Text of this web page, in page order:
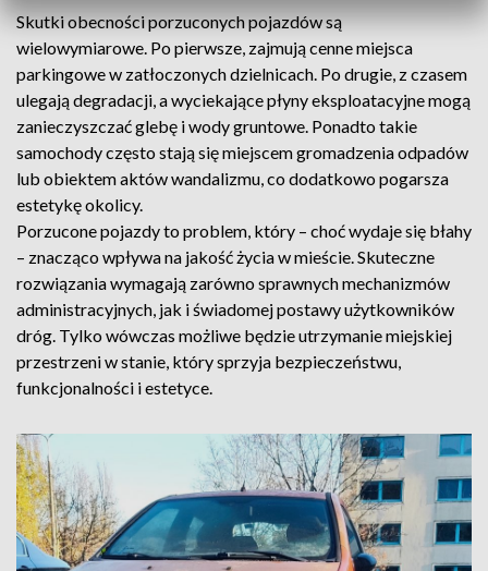
Skutki obecności porzuconych pojazdów są
wielowymiarowe. Po pierwsze, zajmują cenne miejsca
parkingowe w zatłoczonych dzielnicach. Po drugie, z czasem
ulegają degradacji, a wyciekające płyny eksploatacyjne mogą
zanieczyszczać glebę i wody gruntowe. Ponadto takie
samochody często stają się miejscem gromadzenia odpadów
lub obiektem aktów wandalizmu, co dodatkowo pogarsza
estetykę okolicy.
Porzucone pojazdy to problem, który – choć wydaje się błahy
– znacząco wpływa na jakość życia w mieście. Skuteczne
rozwiązania wymagają zarówno sprawnych mechanizmów
administracyjnych, jak i świadomej postawy użytkowników
dróg. Tylko wówczas możliwe będzie utrzymanie miejskiej
przestrzeni w stanie, który sprzyja bezpieczeństwu,
funkcjonalności i estetyce.